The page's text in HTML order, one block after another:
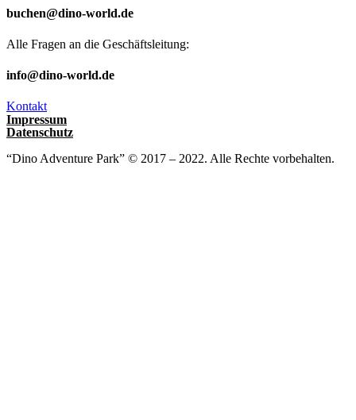
buchen@dino-world.de
Alle Fragen an die Geschäftsleitung:
info@dino-world.de
Kontakt
Impressum
Datenschutz
“Dino Adventure Park” © 2017 – 2022. Alle Rechte vorbehalten.